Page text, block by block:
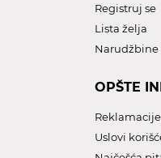
Registruj se
Lista želja
Narudžbine
OPŠTE
Reklamacije
Uslovi